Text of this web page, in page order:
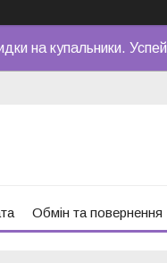
на купальники.
Обмін та повернення